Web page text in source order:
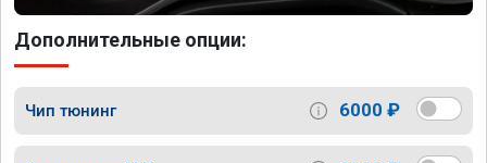
Дополнительные опции:
Чип тюнинг 6000 ₽